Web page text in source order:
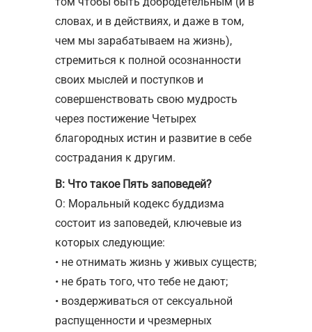
словах, и в действиях, и даже в том,
чем мы зарабатываем на жизнь),
стремиться к полной осознанности
своих мыслей и поступков и
совершенствовать свою мудрость
через постижение Четырех
благородных истин и развитие в себе
сострадания к другим.
В: Что такое Пять заповедей?
О: Моральный кодекс буддизма
состоит из заповедей, ключевые из
которых следующие:
• не отнимать жизнь у живых существ;
• не брать того, что тебе не дают;
• воздерживаться от сексуальной
распущенности и чрезмерных